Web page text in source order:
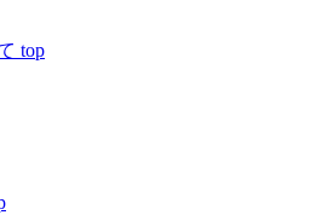
top